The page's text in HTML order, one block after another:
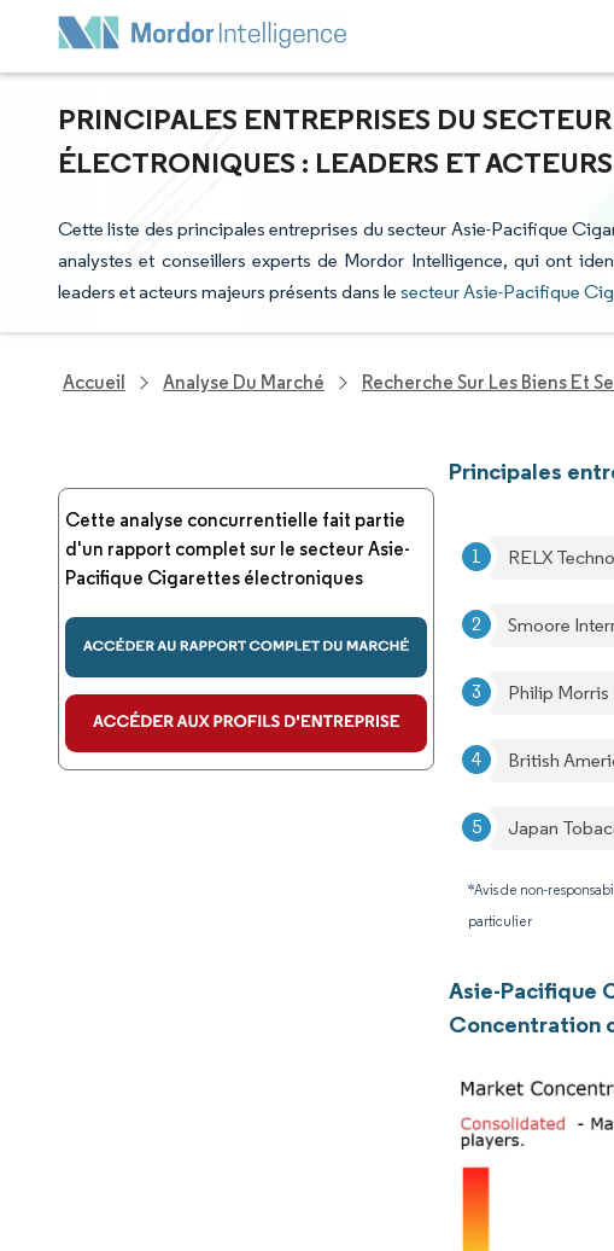
PRINCIPALES ENTREPRISES DU
ÉLECTRONIQUES : LEADERS ET
Cette liste des principales entreprises du secteur Asie-Pacifique
analystes et conseillers experts de Mordor Intelligence, qui ont
leaders et acteurs majeurs présents dans le secteur Asie-Pacifique
Accueil Analyse Du Marché Recherche Sur Les Biens Et
Cette analyse concurrentielle fait partie
d'un rapport complet sur le secteur Asie-
Pacifique Cigarettes électroniques
Principales
RELX
Smoore
Philip Morris
British
Japan
*Avis de non-
particulier
Asie-Pacifique
Concentration